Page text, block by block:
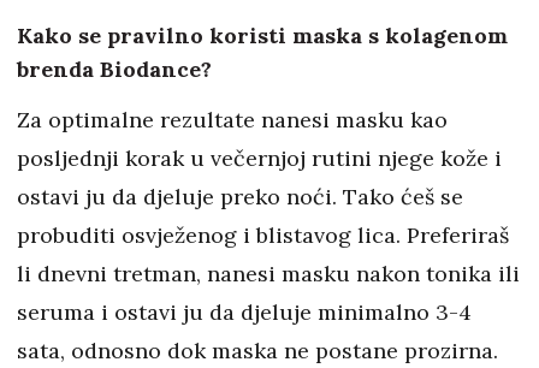
Kako se pravilno koristi maska s kolagenom
brenda Biodance?
Za optimalne rezultate nanesi masku kao
posljednji korak u večernjoj rutini njege kože i
ostavi ju da djeluje preko noći. Tako ćeš se
probuditi osvježenog i blistavog lica. Preferiraš
li dnevni tretman, nanesi masku nakon tonika ili
seruma i ostavi ju da djeluje minimalno 3-4
sata, odnosno dok maska ​​ne postane prozirna.